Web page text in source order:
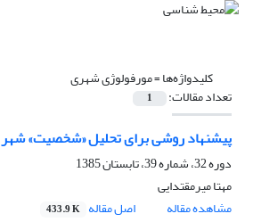
کلیدواژه‌ها =مورفولوژی شهری
تعداد مقالات: 1
پیشنهاد روشی برای تحلیل «شخصیت» شهر
دوره 32، شماره 39، تابستان 1385
مهتا میرمقتدایی
مشاهده مقاله
اصل مقاله 433.9 K